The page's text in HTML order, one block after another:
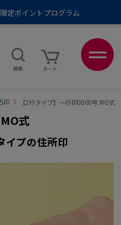
定ポイントプログラム
以上のお買い物で送料無料
ハタがレコメンド
印 〉 【2行タイプ】一行印0860号 MO式
式
イプの住所印